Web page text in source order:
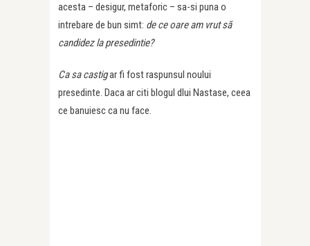
acesta – desigur, metaforic – sa-si puna o
intrebare de bun simt: de ce oare am vrut să
candidez la presedintie?
Ca sa castigar fi fost raspunsul noului
presedinte. Daca ar citi blogul dlui Nastase, ceea
ce banuiesc ca nu face.